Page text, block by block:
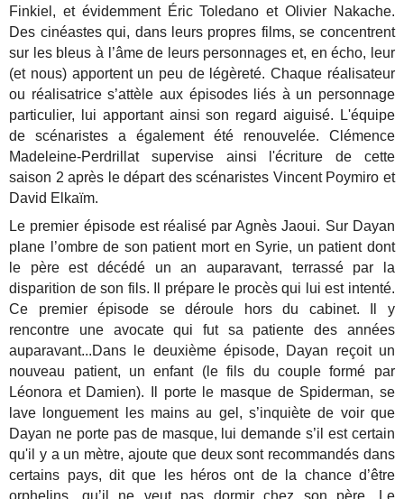
Finkiel, et évidemment Éric Toledano et Olivier Nakache.
Des cinéastes qui, dans leurs propres films, se concentrent
sur les bleus à l’âme de leurs personnages et, en écho, leur
(et nous) apportent un peu de légèreté. Chaque réalisateur
ou réalisatrice s’attèle aux épisodes liés à un personnage
particulier, lui apportant ainsi son regard aiguisé. L'équipe
de scénaristes a également été renouvelée. Clémence
Madeleine-Perdrillat supervise ainsi l'écriture de cette
saison 2 après le départ des scénaristes Vincent Poymiro et
David Elkaïm.
Le premier épisode est réalisé par Agnès Jaoui. Sur Dayan
plane l’ombre de son patient mort en Syrie, un patient dont
le père est décédé un an auparavant, terrassé par la
disparition de son fils. Il prépare le procès qui lui est intenté.
Ce premier épisode se déroule hors du cabinet. Il y
rencontre une avocate qui fut sa patiente des années
auparavant...Dans le deuxième épisode, Dayan reçoit un
nouveau patient, un enfant (le fils du couple formé par
Léonora et Damien). Il porte le masque de Spiderman, se
lave longuement les mains au gel, s’inquiète de voir que
Dayan ne porte pas de masque, lui demande s’il est certain
qu'il y a un mètre, ajoute que deux sont recommandés dans
certains pays, dit que les héros ont de la chance d’être